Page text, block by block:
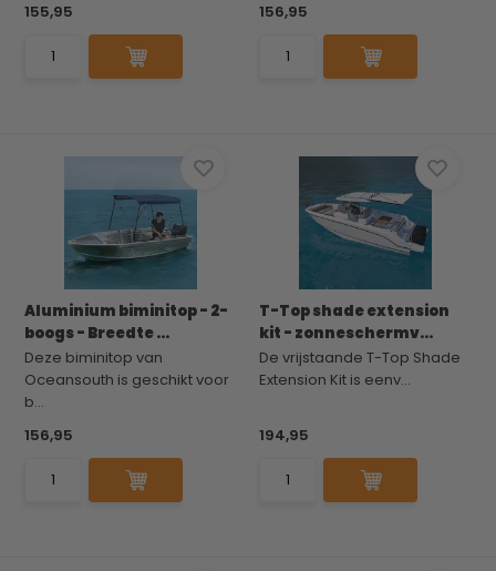
155,95
156,95
Aluminium biminitop - 2-
boogs - Breedte ...
Deze biminitop van
Oceansouth is geschikt voor
b...
156,95
T-Top shade extension
kit - zonneschermv...
De vrijstaande T-Top Shade
Extension Kit is eenv...
194,95